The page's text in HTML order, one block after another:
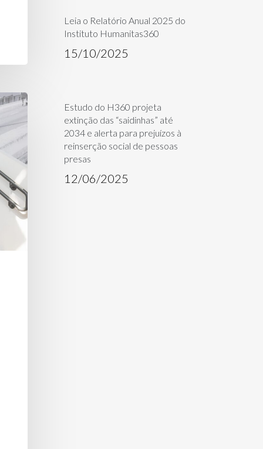
Leia o Relatório Anual 2025 do
Instituto Humanitas360
15/10/2025
Estudo do H360 projeta
extinção das “saidinhas” até
2034 e alerta para prejuízos à
reinserção social de pessoas
presas
12/06/2025